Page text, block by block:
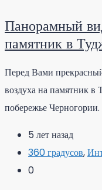
Панорамный
памятник в
Перед Вами
воздуха на памятник в
побережье Черногории.
5 лет назад
360 градусов,
0